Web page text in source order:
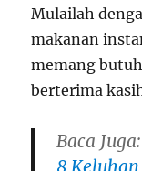
Mulailah
makanan
memang
berterima
Baca Juga:
8